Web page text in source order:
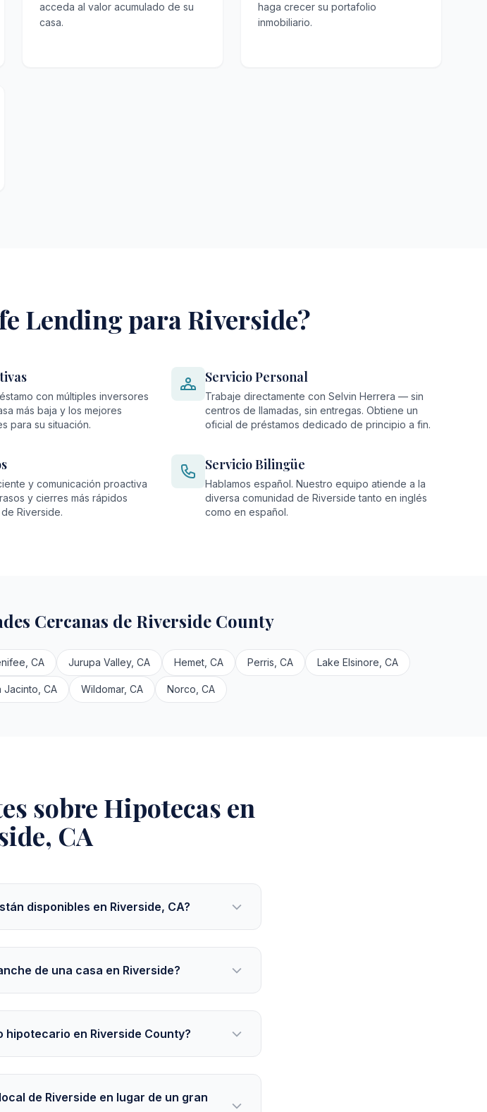
acceda al valor acumulado de su
casa.
haga crecer su portafolio
inmobiliario.
Lending para Riverside?
con múltiples inversores
más baja y los mejores
para su situación.
Servicio Personal
Trabaje directamente con Selvin Herrera — sin
centros de llamadas, sin entregas. Obtiene un
oficial de préstamos dedicado de principio a fin.
y comunicación proactiva
y cierres más rápidos
Riverside.
Servicio Bilingüe
Hablamos español. Nuestro equipo atiende a la
diversa comunidad de Riverside tanto en inglés
como en español.
Cercanas de Riverside County
CA Jurupa Valley, CA Hemet, CA Perris, CA Lake Elsinore, CA
Jacinto, CA Wildomar, CA Norco, CA
sobre Hipotecas en
CA
disponibles en Riverside, CA?
de una casa en Riverside?
en Riverside County?
de Riverside en lugar de un gran